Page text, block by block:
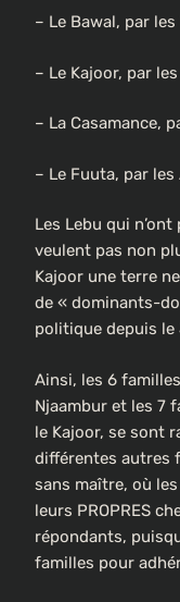
– Le Bawal, par les
– Le Kajoor, par
– La Casamance,
– Le Fuuta, par
Les Lebu qui n’ont
veulent pas non
Kajoor une terre
de « dominants-
politique depuis le
Ainsi, les 6
Njaambur et les 7
le Kajoor, se sont
différentes autres
sans maître, où
leurs PROPRES
répondants,
familles pour